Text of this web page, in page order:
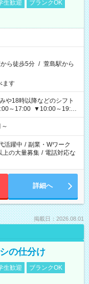
生歓迎
ブランクOK
ら徒歩5分 / 萱島駅から
ます
や18時以降などのシフト
～17:00 ▼10:00～19:00
活躍中 / 副業・Wワーク
上の大量募集 / 電話対応な
詳細へ
掲載日：2026.08.01
の仕分け
生歓迎
ブランクOK